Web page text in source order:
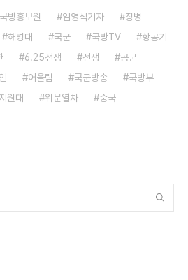
국방홍보원 임영식기자
장병
해병대 국군 국방TV
항공기
6.25전쟁 전쟁
공군
어울림 국군방송
국방부
원대 위문열차 중국